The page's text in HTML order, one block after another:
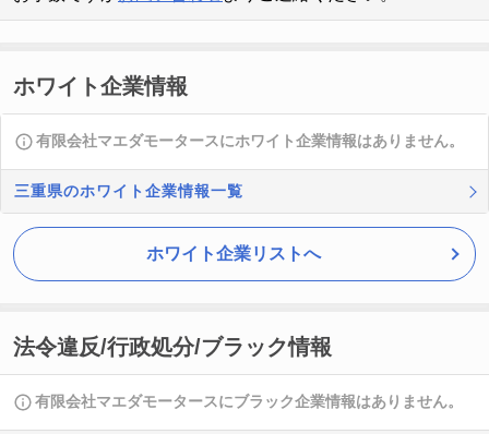
ホワイト企業情報
有限会社マエダモータースにホワイト企業情報はありません。
三重県のホワイト企業情報一覧
ホワイト企業リストへ
法令違反/行政処分/ブラック情報
有限会社マエダモータースにブラック企業情報はありません。